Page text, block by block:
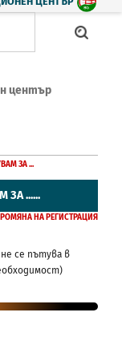
център
ЗА ...
ЗА ......
НА РЕГИСТРАЦИЯ
се пътува в